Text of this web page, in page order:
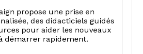
propose une prise en
des didacticiels guidés
pour aider les nouveaux
démarrer rapidement.